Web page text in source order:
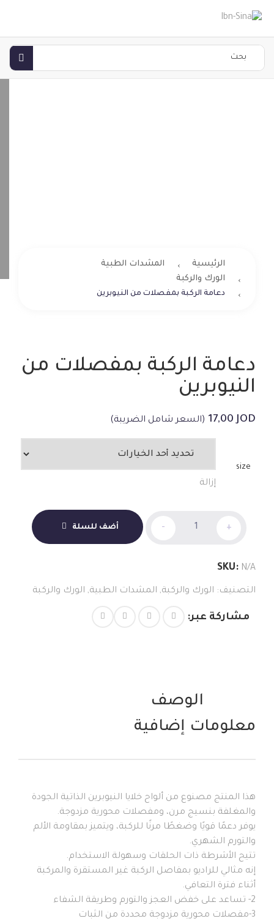
الرئيسية
المشدات الطبية
الورك والركبة
دعامة الركبة بمفصلات من النيوبرين
دعامة الركبة بمفصلات من
النيوبرين
17,00JOD (السعر شامل الضريبة)
size
إزالة
الركبة
النيوبرين
- + أضف للسلة
SKU: N/A
التصنيف: الورك والركبة, المشدات الطبية, الورك والركبة
مشاركة عبر:
الوصف
معلومات إضافية
هذا المنتج مصنوع من ألواح خلايا النيوبرين الذاتية الجودة
والمغلفة بنسيج مرن، ومفصلات محورية مزدوجة.
يوفر دعمًا قويًا وضغطًا مرنًا للركبة، ويتميز بمقاومة الألم
والتورم الشهري.
تتيح الأشرطة ذات الحلقات وسهولة الاستخدام.
إنه مثالي للراديو بمفاصل الركبة غير المستقرة والمركبة
أثناء فترة التعافي.
2- تساعد على خفض العجز والتورم وطريقة الشفاء
3-مفصلات محورية مزدوجة محددة من الثبات